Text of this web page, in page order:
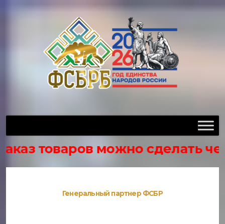
можно сделать через
Генеральный партнер ФСБР